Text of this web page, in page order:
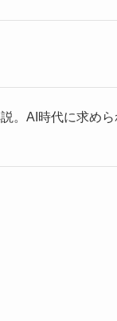
。AI時代に求め